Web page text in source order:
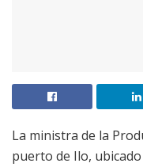
La ministra de la
puerto de Ilo,